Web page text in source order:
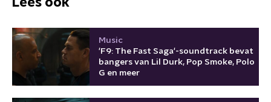
Music
'F9: The Fast Saga'-soundtrack bevat
bangers van Lil Durk, Pop Smoke, Polo
G en meer